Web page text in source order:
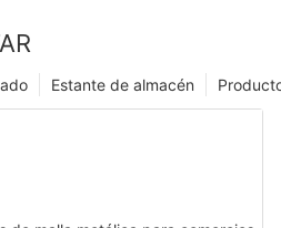
Estante de almacén